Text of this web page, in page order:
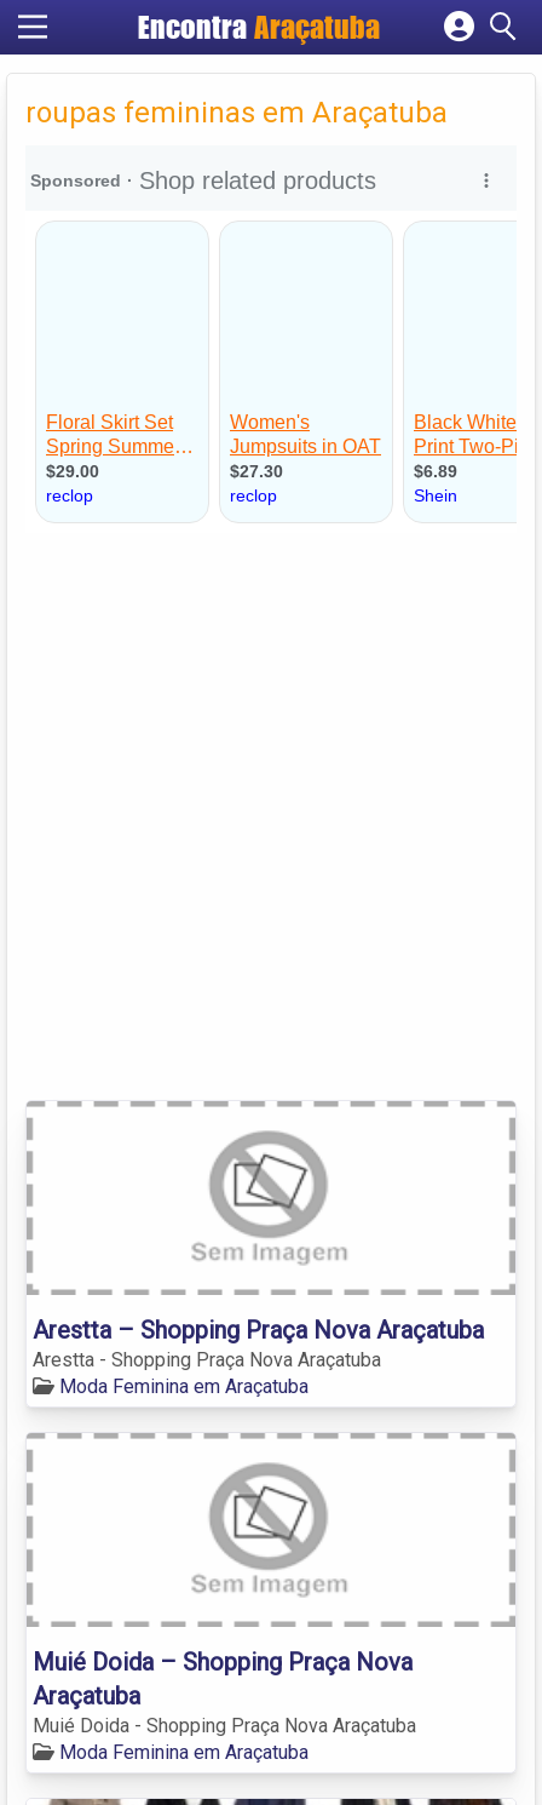
Encontra Araçatuba
Cadastrar empresa
Criar conta
roupas femininas em Araçatuba
Arestta – Shopping Praça Nova Araçatuba
Arestta - Shopping Praça Nova Araçatuba
Moda Feminina em Araçatuba
Muié Doida – Shopping Praça Nova
Araçatuba
Muié Doida - Shopping Praça Nova Araçatuba
Moda Feminina em Araçatuba